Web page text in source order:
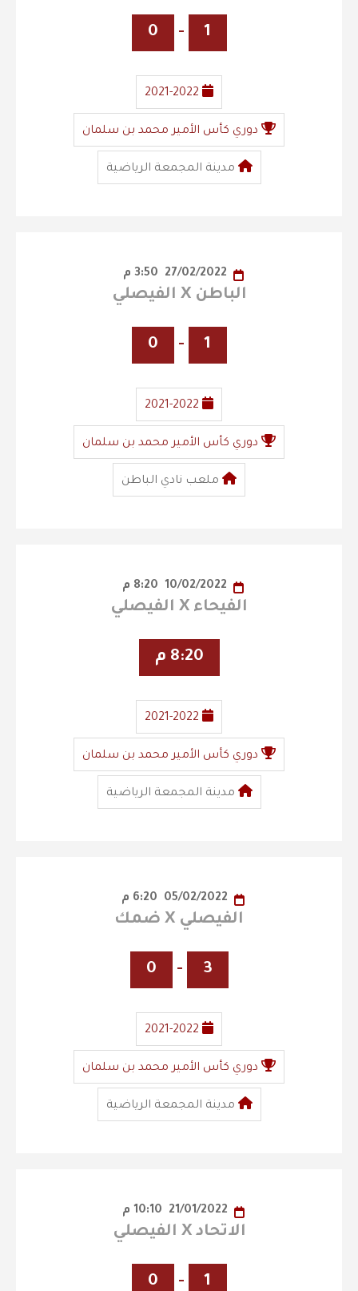
1
-
0
2021-2022
دوري كأس الأمير محمد بن سلمان
مدينة المجمعة الرياضية
الباطن X الفيصلي
1
-
0
2021-2022
دوري كأس الأمير محمد بن سلمان
ملعب نادي الباطن
الفيحاء X الفيصلي
8:20 م
2021-2022
دوري كأس الأمير محمد بن سلمان
مدينة المجمعة الرياضية
الفيصلي X ضمك
3
-
0
2021-2022
دوري كأس الأمير محمد بن سلمان
مدينة المجمعة الرياضية
الاتحاد X الفيصلي
1
-
0